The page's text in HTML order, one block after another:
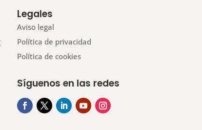
Legales
Aviso legal
Política de privacidad
Política de cookies
Síguenos en las redes